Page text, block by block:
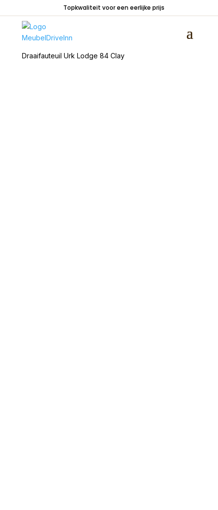
Topkwaliteit voor een eerlijke prijs
Draaifauteuil Urk Lodge 84 Clay